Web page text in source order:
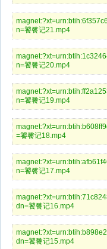
n=饕餮记21.mp4
n=饕餮记20.mp4
n=饕餮记19.mp4
=饕餮记18.mp4
n=饕餮记17.mp4
dn=饕餮记16.mp4
dn=饕餮记15.mp4